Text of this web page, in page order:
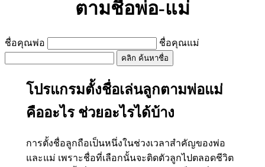
ตามชื่อพ่อ-แม่
ชื่อคุณพ่อ ชื่อคุณแม่
คลิก ค้นหาชื่อ
โปรแกรมตั้งชื่อเล่นลูกตามพ่อแม่
คืออะไร ช่วยอะไรได้บ้าง
การตั้งชื่อลูกถือเป็นหนึ่งในช่วงเวลาสำคัญของพ่อ
และแม่ เพราะชื่อที่เลือกนั้นจะติดตัวลูกไปตลอดชีวิต